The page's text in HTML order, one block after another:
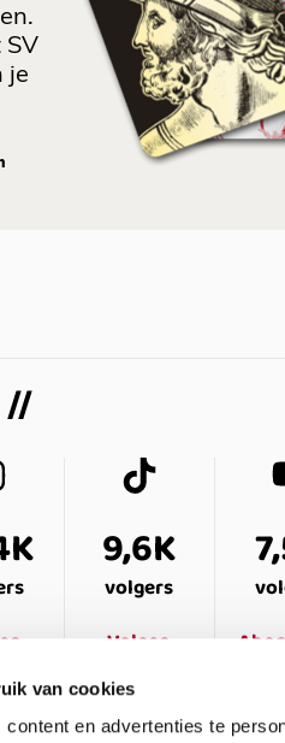
van cookies
en advertenties te
SV
je
9,6K
volgers
Volgen